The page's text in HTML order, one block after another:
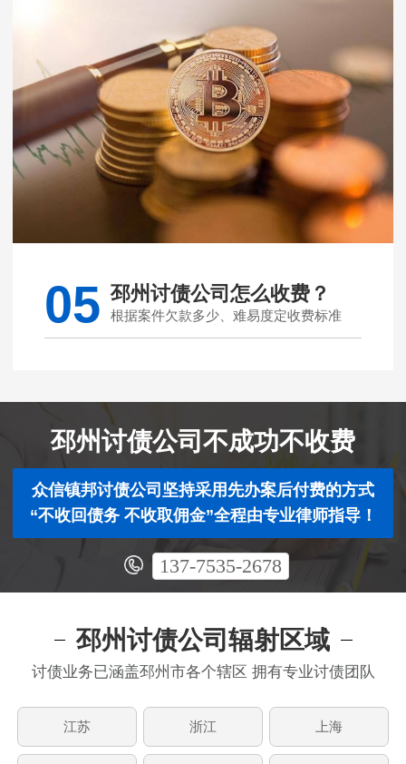
05 邳州讨债公司怎么收费？
根据案件欠款多少、难易度定收费标准
邳州讨债公司不成功不收费
众信镇邦讨债公司坚持采用先办案后付费的方式
“不收回债务 不收取佣金”全程由专业律师指导！
137-7535-2678
邳州讨债公司辐射区域
讨债业务已涵盖邳州市各个辖区 拥有专业讨债团队
江苏 浙江 上海